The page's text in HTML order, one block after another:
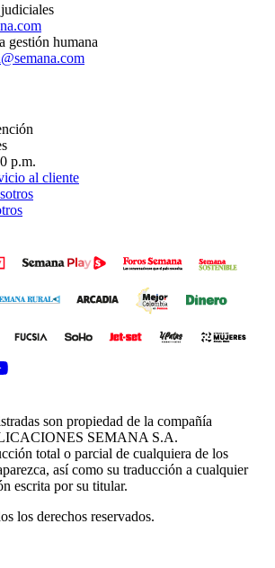
gestión humana
p.m.
al cliente
window
son propiedad de la compañía
SEMANA S.A.
total o parcial de cualquiera de los
así como su traducción a cualquier
escrita por su titular.
los derechos reservados.